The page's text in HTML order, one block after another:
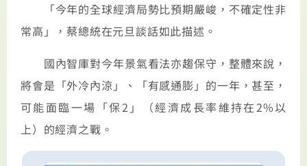
「今年的全球經濟局勢比預期嚴峻，不確定性非
常高」，蔡總統在元旦談話如此描述。
國內智庫對今年景氣看法亦趨保守，整體來說，
將會是「外冷內涼」、「有感通膨」的一年，甚至，
可能面臨一場「保2」（經濟成長率維持在2%以
上）的經濟之戰。